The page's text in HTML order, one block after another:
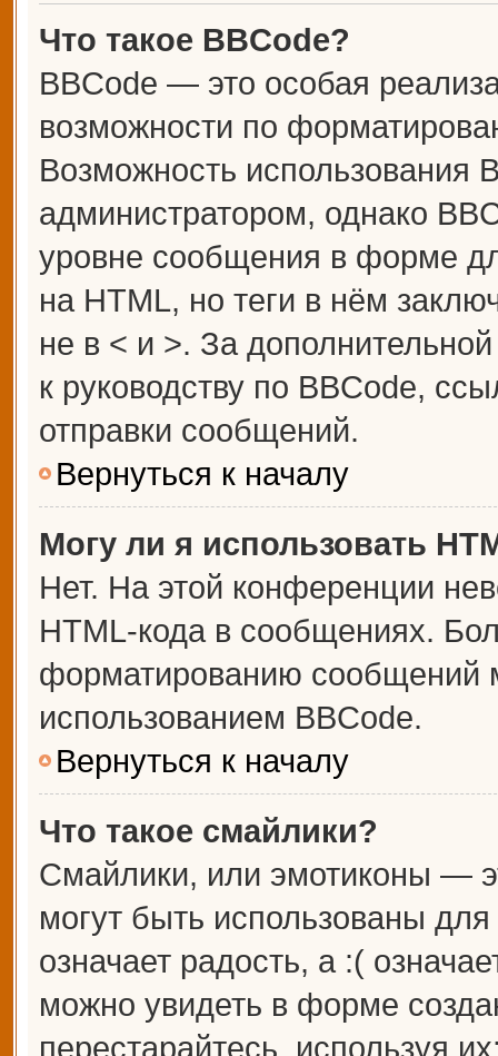
Что такое BBCode?
BBCode — это особая
возможности по
Возможность использования
администратором, однако
уровне сообщения в форме
на HTML, но теги в нём
не в < и >. За
к руководству по BBCode,
отправки сообщений.
Вернуться к началу
Могу ли я использовать
Нет. На этой конференции
HTML-кода в сообщениях.
форматированию сообщений
использованием BBCode.
Вернуться к началу
Что такое смайлики?
Смайлики, или эмотиконы —
могут быть использованы
означает радость, а :(
можно увидеть в форме
перестарайтесь, используя